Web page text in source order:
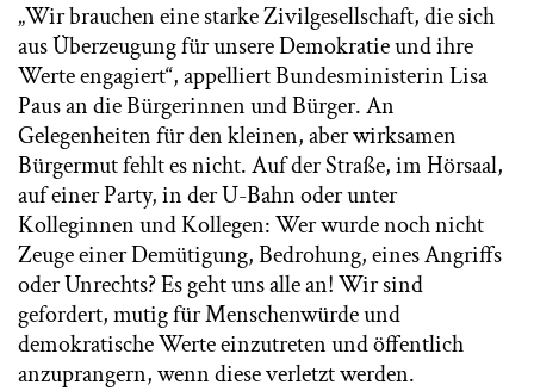
„Wir brauchen eine starke Zivilgesellschaft, die sich
aus Überzeugung für unsere Demokratie und ihre
Werte engagiert“, appelliert Bundesministerin Lisa
Paus an die Bürgerinnen und Bürger. An
Gelegenheiten für den kleinen, aber wirksamen
Bürgermut fehlt es nicht. Auf der Straße, im Hörsaal,
auf einer Party, in der U-Bahn oder unter
Kolleginnen und Kollegen: Wer wurde noch nicht
Zeuge einer Demütigung, Bedrohung, eines Angriffs
oder Unrechts? Es geht uns alle an! Wir sind
gefordert, mutig für Menschenwürde und
demokratische Werte einzutreten und öffentlich
anzuprangern, wenn diese verletzt werden.